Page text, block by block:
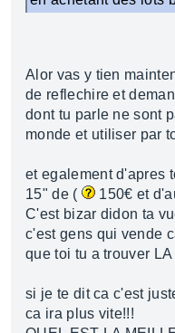
Alor vas y tien
de reflechire et
dont tu parle ne sont
monde et utiliser par
et egalement d'apres
15" de (
150€ et
C'est bizar didon ta
c'est gens qui vende
que toi tu a trouver
si je te dit ca c'est
ca ira plus vite!!!